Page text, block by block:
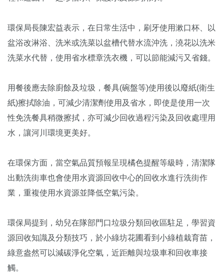
環保局長陳宏益表示，在日常生活中，刷牙使用漱口杯、以
盆浴改淋浴、洗米或洗菜以盆槽代替水流沖洗，澆花以洗米
洗菜水代替，使用省水標章洗衣機，可以節能減污又省錢。
用餐後應去除廚餘及垃圾，餐具(碗盤等)使用後以廢紙(衛生
紙)擦拭除油，可減少清潔劑使用及省水，即使是使用一次
性免洗餐具稍微擦拭，亦可減少回收過程污染及回收處理用
水，讓河川環境更美好。
在環保方面，當空氣品質預報呈現橘色提醒等級時，清潔隊
出動洗街車也會使用水資源回收中心的回收水進行洗街作
業，重複使用水資源並降低空氣污染。
環保局提到，幼兒在隊部門口垃圾分類回收區駐足，學習資
源回收知識及分類技巧，於小綠坊花圃看到小綠植栽育苗，
綠意盎然可以減碳淨化空氣，近距離與垃圾車和回收車接
觸。